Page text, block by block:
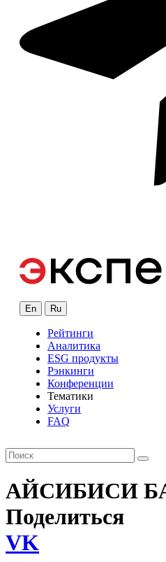
En Ru
Рейтинги
Аналитика
ESG продукты
Рэнкинги
Конференции
Тематики
Услуги
FAQ
АЙСИБИСИ
Поделиться
VK